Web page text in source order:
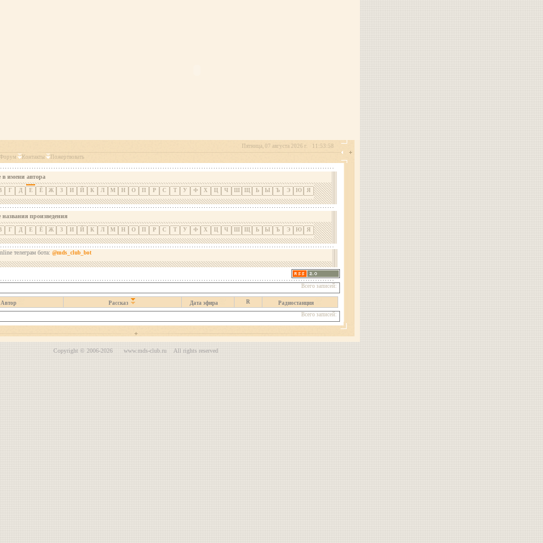
11:53:58
Пятница, 07 августа 2026 г.
Форум
Контакты Пожертвовать
в имени автора
Г Д Е Ё Ж З И Й К Л М Н О П Р С Т У Ф Х Ц Ч Ш Щ Ь Ы Ъ Э Ю Я
произведения
Г Д Е Ё Ж З И Й К Л М Н О П Р С Т У Ф Х Ц Ч Ш Щ Ь Ы Ъ Э Ю Я
телеграм бота: @mds_club_bot
Всего записей:
Автор Рассказ Дата эфира R
Радиостанция
Всего записей:
Copyright © 2006-2026 www.mds-club.ru All rights reserved